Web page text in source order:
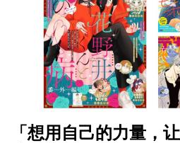
「想用自己的力量，